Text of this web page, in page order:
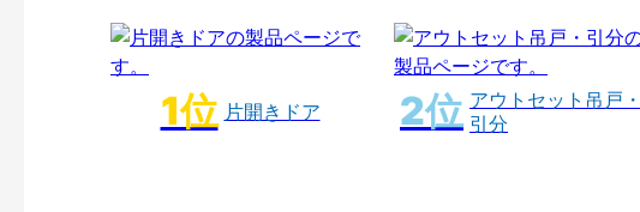
片開きドア
アウトセット吊戸・
引分